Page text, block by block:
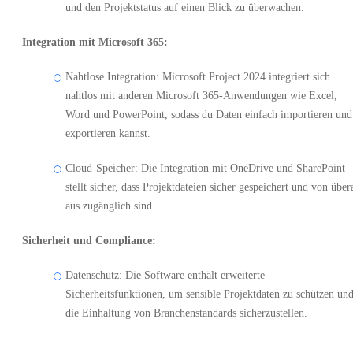
und den Projektstatus auf einen Blick zu überwachen.
Integration mit Microsoft 365:
Nahtlose Integration: Microsoft Project 2024 integriert sich
nahtlos mit anderen Microsoft 365-Anwendungen wie Excel,
Word und PowerPoint, sodass du Daten einfach importieren und
exportieren kannst.
Cloud-Speicher: Die Integration mit OneDrive und SharePoint
stellt sicher, dass Projektdateien sicher gespeichert und von
aus zugänglich sind.
Sicherheit und Compliance:
Datenschutz: Die Software enthält erweiterte
Sicherheitsfunktionen, um sensible Projektdaten zu schützen und
die Einhaltung von Branchenstandards sicherzustellen.